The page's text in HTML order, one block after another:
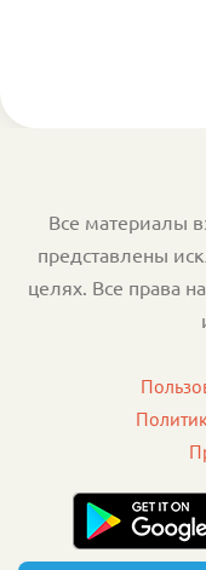
Все материалы
представлены
целях. Все права